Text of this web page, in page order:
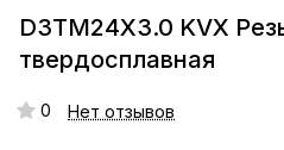
D3TM24X3.0 KVX
твердосплавная
0 Нет отзывов